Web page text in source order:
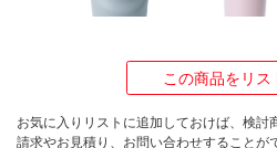
サ
この商品をリス
お気に入りリストに追加しておけば、検
請求やお見積り、お問い合わせすることが